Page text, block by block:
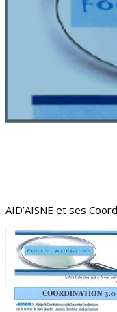
AID’AISNE et ses